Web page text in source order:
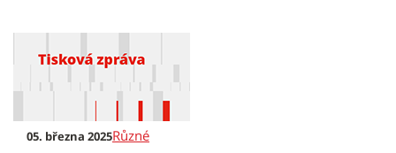
05. března 2025Různé